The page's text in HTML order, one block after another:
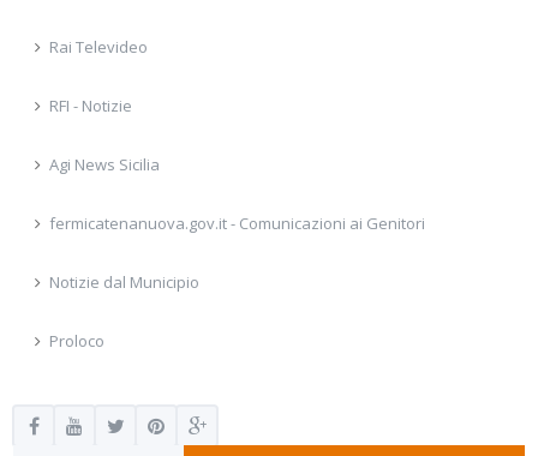
Rai Televideo
RFI - Notizie
Agi News Sicilia
fermicatenanuova.gov.it - Comunicazioni ai Genitori
Notizie dal Municipio
Proloco